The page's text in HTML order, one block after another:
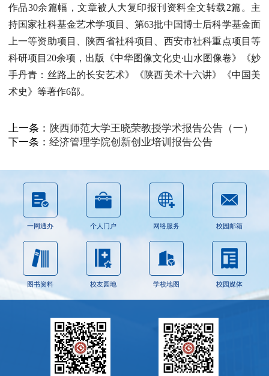
作品30余篇幅，文章被人大复印报刊资料全文转载2篇。主
持国家社科基金艺术学项目、第63批中国博士后科学基金面
上一等资助项目、陕西省社科项目、西安市社科重点项目等
科研项目20余项，出版《中华图像文化史∙山水图像卷》《妙
手丹青：丝路上的长安艺术》《陕西美术十六讲》《中国美
术史》等著作6部。
上一条： 陕西师范大学王晓荣教授学术报告公告（一）
下一条： 经济管理学院创新创业培训报告公告
一网通办 个人门户 网络服务 校园邮箱
图书资料 校友园地 学校地图 校园媒体